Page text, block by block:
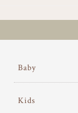
Baby
Kids